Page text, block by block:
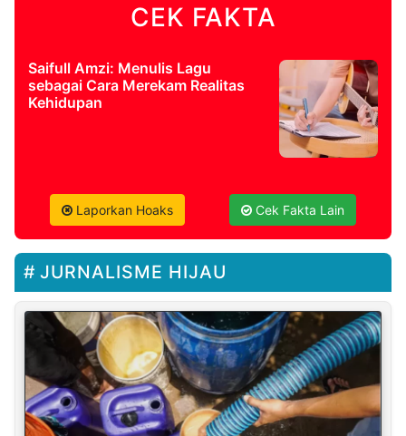
CEK FAKTA
Saifull Amzi: Menulis Lagu
sebagai Cara Merekam Realitas
Kehidupan
Laporkan Hoaks Cek Fakta Lain
JURNALISME HIJAU